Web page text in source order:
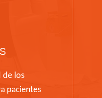
de los
pacientes